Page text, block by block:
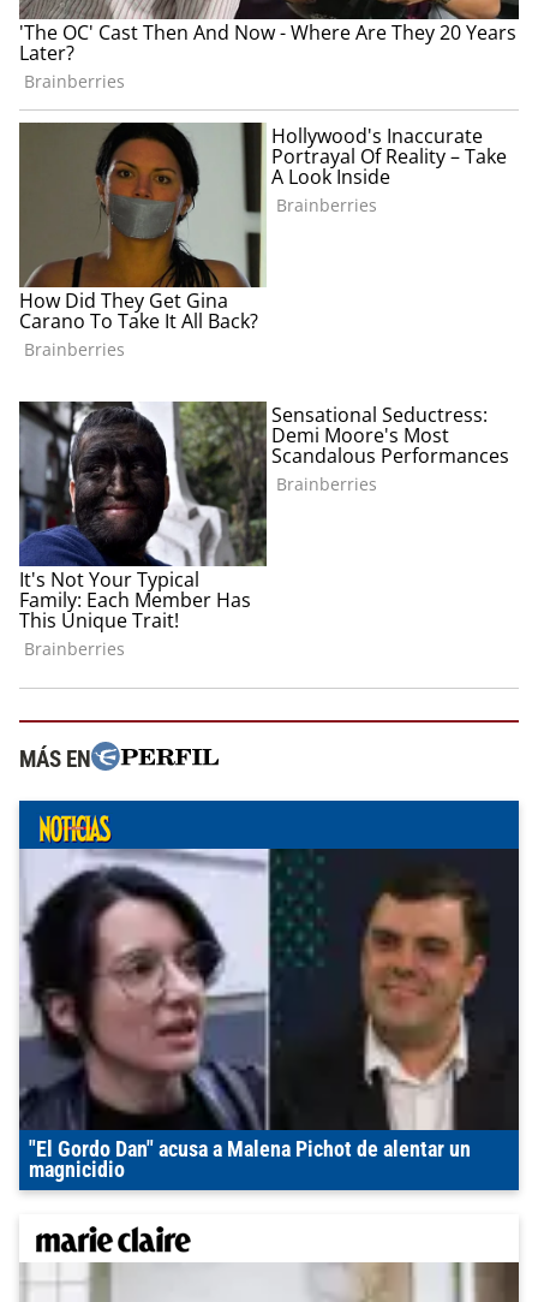
MÁS EN
"El Gordo Dan" acusa a Malena Pichot de alentar un
magnicidio